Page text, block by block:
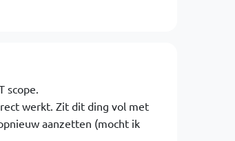
scope.
werkt. Zit dit ding vol met
aanzetten (mocht ik